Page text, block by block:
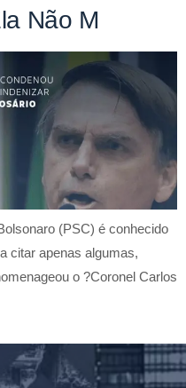
Não M
(PSC) é conhecido
citar apenas algumas,
o ?Coronel Carlos